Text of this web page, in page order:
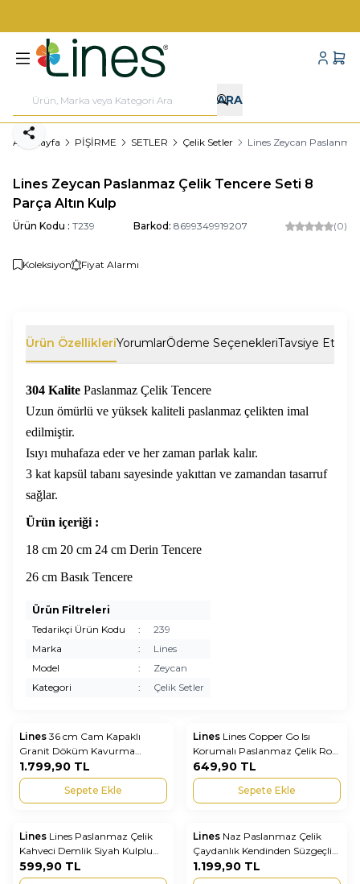
ARA
Ana Sayfa PİŞİRME SETLER Çelik Setler Lines Zeycan
Paylaş
Lines Zeycan Paslanmaz Çelik Tencere Seti 8
Parça Altın Kulp
Ürün Kodu : T239 Barkod: 8699349919207 (0)
Koleksiyon Fiyat Alarmı
Ürün ÖzellikleriYorumlarÖdeme SeçenekleriTavsiye Et
304 Kalite Paslanmaz Çelik Tencere
Uzun ömürlü ve yüksek kaliteli paslanmaz çelikten imal
edilmiştir.
Isıyı muhafaza eder ve her zaman parlak kalır.
3 kat kapsül tabanı sayesinde yakıttan ve zamandan tasarruf
sağlar.
Ürün içeriği :
18 cm 20 cm 24 cm Derin Tencere
26 cm Basık Tencere
Ürün Filtreleri
Tedarikçi Ürün Kodu
:
239
Marka
:
Lines
Model
:
Zeycan
Kategori
: Çelik Setler
Yeni
Favorilere Ekle
Lines 36 cm Cam Kapaklı
Granit Döküm Kavurma
Tenceresi – Yanmaz Yapışmaz
Derin Tencere
1.799,90 TL
Sepete Ekle
Favorilere Ekle
Lines Lines Copper Go Isı
Korumalı Paslanmaz Çelik Rose
Gold Yemek Termosu –
Sızdırmaz Çelik Termos
649,90 TL
Sepete Ekle
Favorilere Ekle
Lines Lines Paslanmaz Çelik
Kahveci Demlik Siyah Kulplu
Modern Çay Demliği
599,90 TL
Favorilere Ekle
Lines Naz Paslanmaz Çelik
Çaydanlık Kendinden Süzgeçli
Modern Metal Kulp
1.199,90 TL